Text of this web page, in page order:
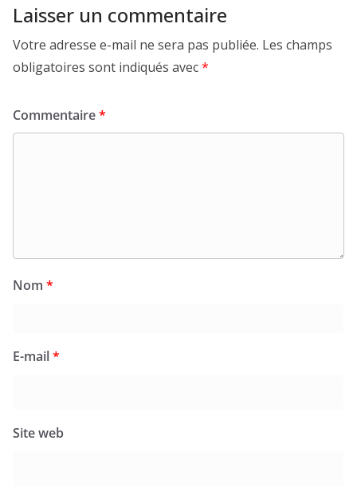
Laisser un commentaire
Votre adresse e-mail ne sera pas publiée. Les champs
obligatoires sont indiqués avec*
Commentaire*
Nom *
E-mail*
Site web